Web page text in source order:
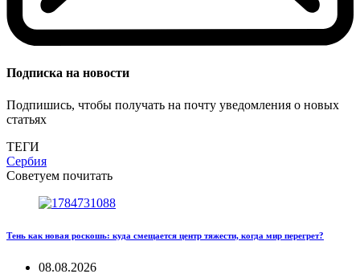
Подписка на новости
Подпишись, чтобы получать на почту уведомления о новых
статьях
ТЕГИ
Сербия
Советуем почитать
Тень как новая роскошь: куда смещается центр тяжести, когда мир перегрет?
08.08.2026